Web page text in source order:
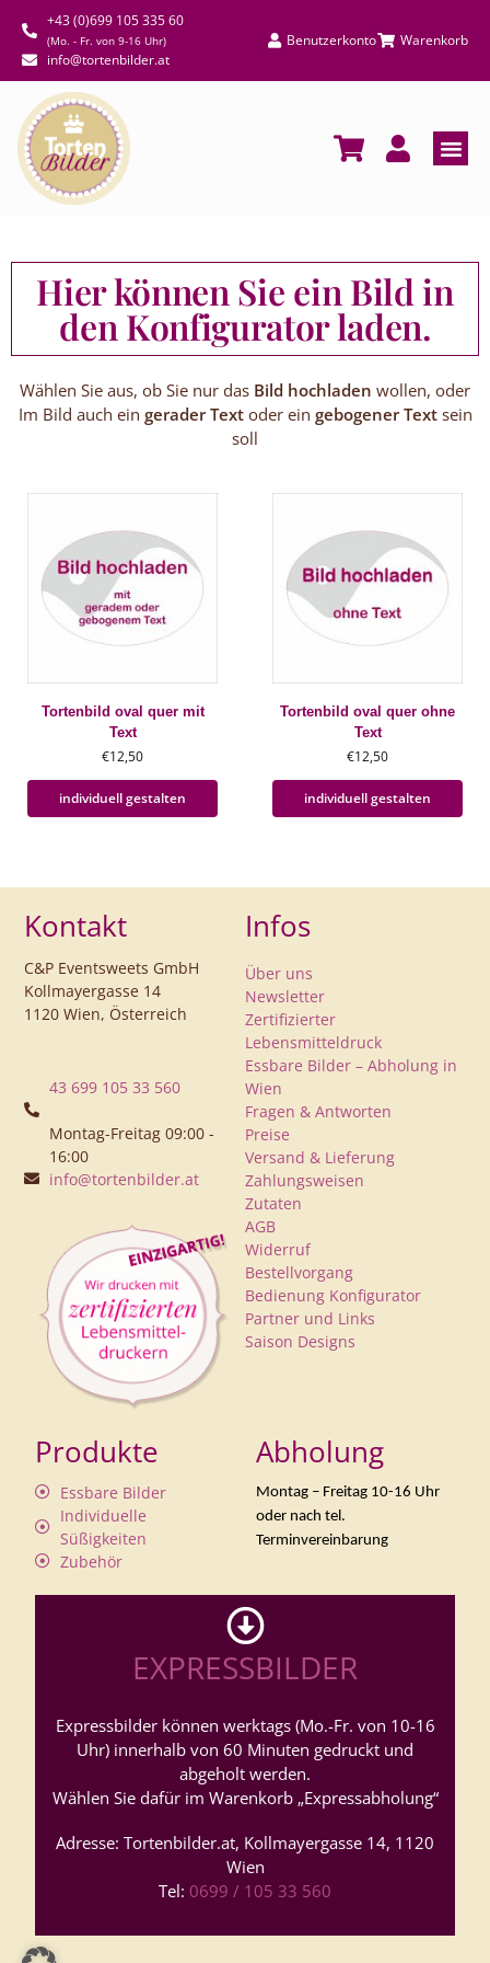
+43 (0)699 105 335 60
(Mo. - Fr. von 9-16 Uhr)
info@tortenbilder.at
Benutzerkonto Warenkorb
Hier können Sie ein Bild in
den Konfigurator laden.
Wählen Sie aus, ob Sie nur das Bild hochladen wollen, oder
Im Bild auch ein gerader Textoder ein gebogener Textsein
soll
Tortenbild oval quer mit
Text
€12,50
individuell gestalten
Tortenbild oval quer ohne
Text
€12,50
individuell gestalten
Kontakt
C&P Eventsweets GmbH
Kollmayergasse 14
1120 Wien, Österreich
43 699 105 33 560
Montag-Freitag 09:00 -
16:00
info@tortenbilder.at
Infos
Über uns
Newsletter
Zertifizierter
Lebensmitteldruck
Essbare Bilder – Abholung in
Wien
Fragen & Antworten
Preise
Versand & Lieferung
Zahlungsweisen
Zutaten
AGB
Widerruf
Bestellvorgang
Bedienung Konfigurator
Partner und Links
Saison Designs
Produkte
Essbare Bilder
Individuelle
Süßigkeiten
Zubehör
Abholung
Montag – Freitag 10-16 Uhr
oder nach tel.
Terminvereinbarung
EXPRESSBILDER
Expressbilder können werktags (Mo.-Fr. von 10-16
Uhr) innerhalb von 60 Minuten gedruckt und
abgeholt werden.
Wählen Sie dafür im Warenkorb „Expressabholung“
Adresse: Tortenbilder.at, Kollmayergasse 14, 1120
Wien
Tel: 0699 / 105 33 560